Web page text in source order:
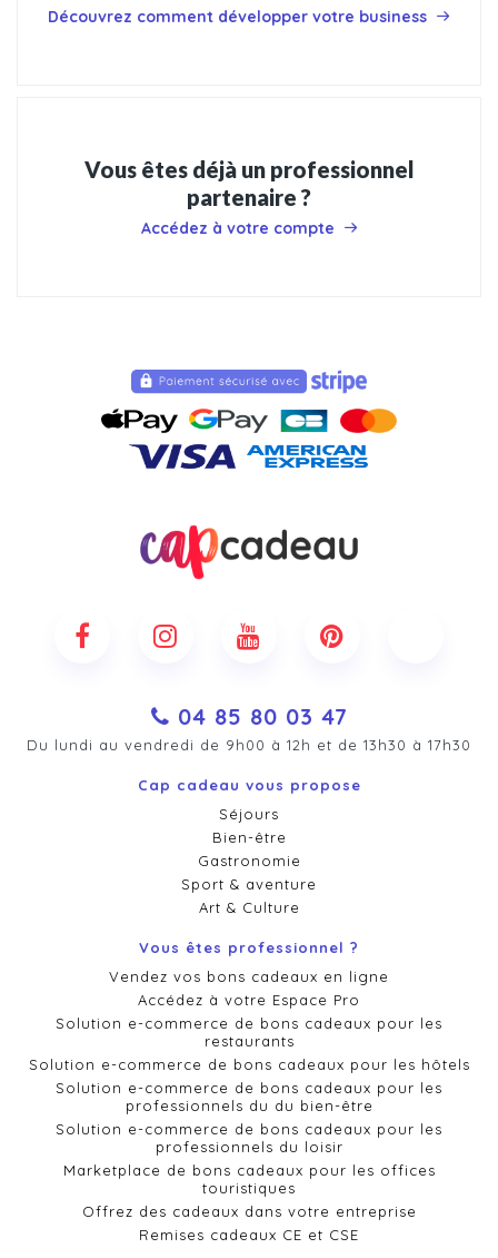
Découvrez comment développer votre business
Vous êtes déjà un professionnel
partenaire ?
Accédez à votre compte
04 85 80 03 47
Du lundi au vendredi de 9h00 à 12h et de 13h30 à 17h30
Cap cadeau vous propose
Séjours
Bien-être
Gastronomie
Sport & aventure
Art & Culture
Vous êtes professionnel ?
Vendez vos bons cadeaux en ligne
Accédez à votre Espace Pro
Solution e-commerce de bons cadeaux pour les
restaurants
Solution e-commerce de bons cadeaux pour les hôtels
Solution e-commerce de bons cadeaux pour les
professionnels du du bien-être
Solution e-commerce de bons cadeaux pour les
professionnels du loisir
Marketplace de bons cadeaux pour les offices
touristiques
Offrez des cadeaux dans votre entreprise
Remises cadeaux CE et CSE